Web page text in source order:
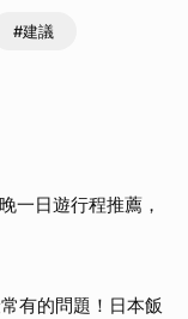
#建議
一日遊行程推薦，
有的問題！日本飯